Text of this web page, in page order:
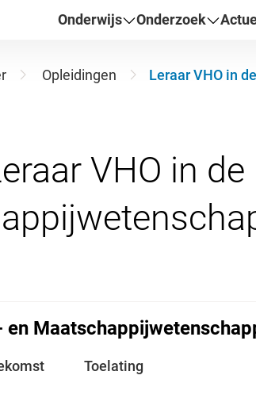
Onderwijs Onderzoek
Opleidingen Leraar VHO in
VHO in
en
Toelating